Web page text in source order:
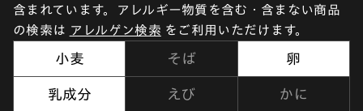
含まれています。アレルギー物質を含む・含まない商品
の検索は アレルゲン検索 をご利用いただけます。
小麦 そば 卵
乳成分 えび かに